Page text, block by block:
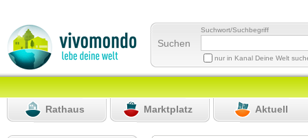
Suchen
Suchwort/Suchbegriff
nur in Kanal Deine Welt
Rathaus Marktplatz Aktuell